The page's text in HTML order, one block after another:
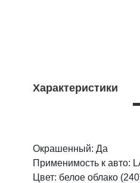
Характеристики
Окрашенный: Да
Применимость к авто:
Цвет: белое облако
Оцените товар: